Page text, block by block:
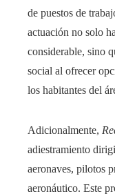
de puestos de
actuación no solo
considerable, sino
social al ofrecer
los habitantes del
Adicionalmente,
adiestramiento
aeronaves, pilotos
aeronáutico. Este